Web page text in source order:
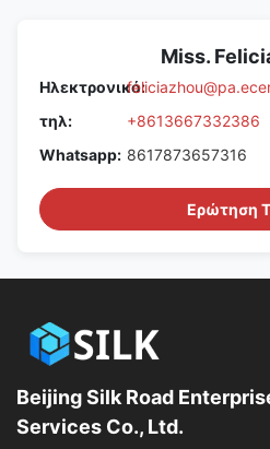
Miss.
Ηλεκτρονικό:
τηλ:
+8613667332386
Whatsapp: 8617873657316
Ερώτηση
Beijing Silk Road
Services Co., Ltd.